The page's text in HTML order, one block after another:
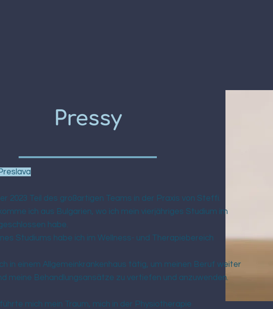
2023 Teil des großartigen Teams in der Praxis von Steffi.
ich aus Bulgarien, wo ich mein vierjähriges Studium im
habe.
Studiums habe ich im Wellness- und Therapiebereich
in einem Allgemeinkrankenhaus tätig, um meinen Beruf weiter
meine Behandlungsansätze zu vertiefen und anzuwenden.
führte mich mein Traum, mich in der Physiotherapie
Pressy